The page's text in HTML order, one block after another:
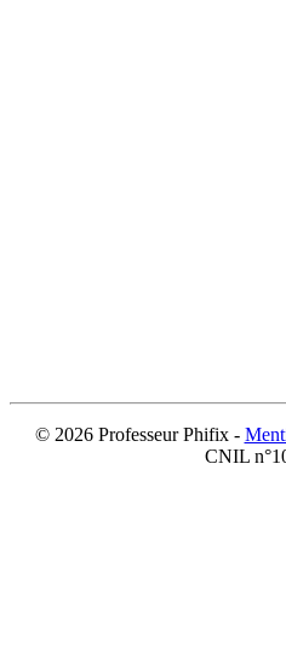
© 2026 Professeur Phifix -
CNIL